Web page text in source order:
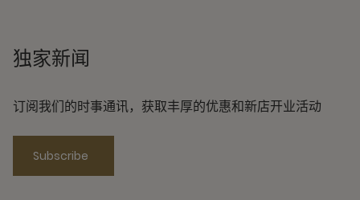
独家新闻
订阅我们的时事通讯，获取丰厚的优惠和新店开业活动
Subscribe